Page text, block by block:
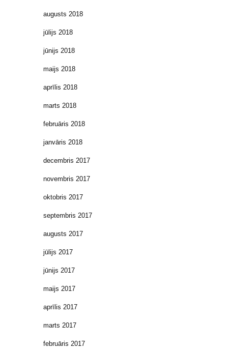
augusts 2018
jūlijs 2018
jūnijs 2018
maijs 2018
aprīlis 2018
marts 2018
februāris 2018
janvāris 2018
decembris 2017
novembris 2017
oktobris 2017
septembris 2017
augusts 2017
jūlijs 2017
jūnijs 2017
maijs 2017
aprīlis 2017
marts 2017
februāris 2017